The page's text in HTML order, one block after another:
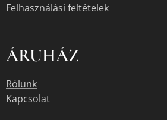
Felhasználási feltételek
ÁRUHÁZ
Rólunk
Kapcsolat